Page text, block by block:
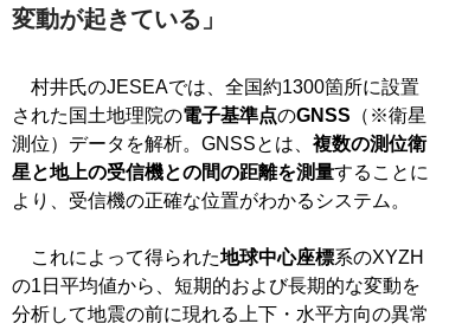
変動が起きている」
村井氏のJESEAでは、全国約1300箇所に設置
された国土地理院の電子基準点のGNSS （※衛星
測位）データを解析。GNSSとは、 複数の測位衛
星と地上の受信機との間の距離を測量することに
より、受信機の正確な位置がわかるシステム。
これによって得られた地球中心座標系のXYZH
の1日平均値から、短期的および長期的な変動を
分析して地震の前に現れる上下・水平方向の異常